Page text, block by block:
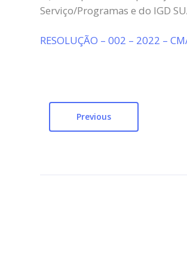
Serviço/Programas e do IGD
RESOLUÇÃO – 002 – 2022 –
Previous